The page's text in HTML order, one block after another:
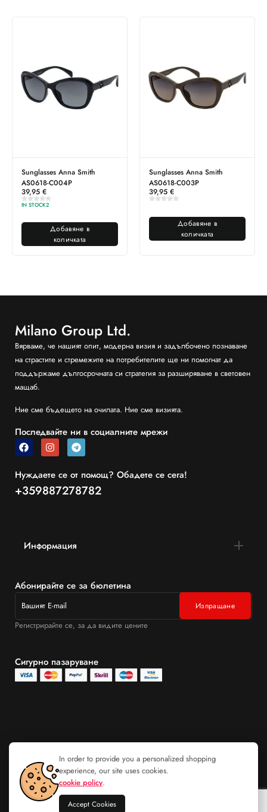
Sunglasses Anna Smith
AS0618-C004P
39,95 €
IN STOCK2
Добавяне в
количката
Sunglasses Anna Smith
AS0618-C003P
39,95 €
Добавяне в
количката
Milano Group Ltd.
Вярваме, че нашият опит, модерна визия и задълбочено познаване
на страстите и стремежите на потребителите ще ни помогнат да
поддържаме дългосрочната си стратегия за разширяване в световен
мащаб.
Ние сме бъдещето на очилата. Ние сме визията.
Последвайте ни в социалните мрежи
Нуждаете се от помощ? Обадете се сега!
+359887278782
Информация
Абонирайте се за бюлетина
Регистрирайте се, за да видите цените
Сигурно пазаруване
In order to provide you a personalized shopping
experience, our site uses cookies.
cookie policy.
Accept Cookies